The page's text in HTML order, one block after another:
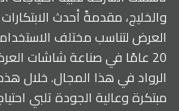
والخليج، مقدمةً أحدث
العرض لتناسب مختلف
الرواد في هذا المجال. خلال
مبتكرة وعالية الجودة تلبي